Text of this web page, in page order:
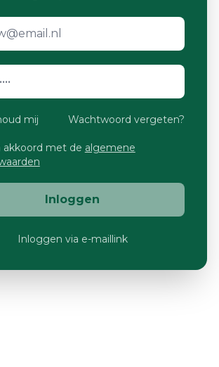
mij Wachtwoord vergeten?
akkoord met de algemene
Inloggen
Inloggen via e-maillink